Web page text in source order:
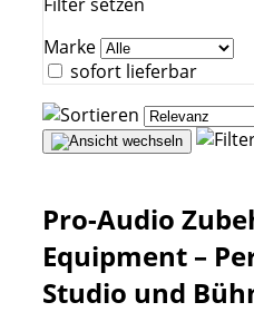
Marke
sofort lieferbar
Pro-Audio
Equipment –
Studio und